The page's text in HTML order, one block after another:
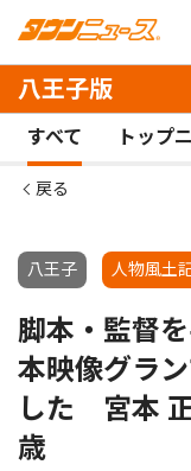
八王子版
すべて トップ
戻る
八王子 人物風土
脚本・監督
本映像グラ
した 宮本
歳